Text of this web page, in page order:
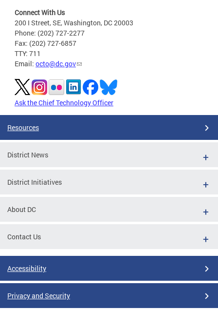
Connect With Us
200 I Street, SE, Washington, DC 20003
Phone: (202) 727-2277
Fax: (202) 727-6857
TTY: 711
Email: octo@dc.gov
Ask the Chief Technology Officer
Resources
District News
District Initiatives
About DC
Contact Us
Accessibility
Privacy and Security